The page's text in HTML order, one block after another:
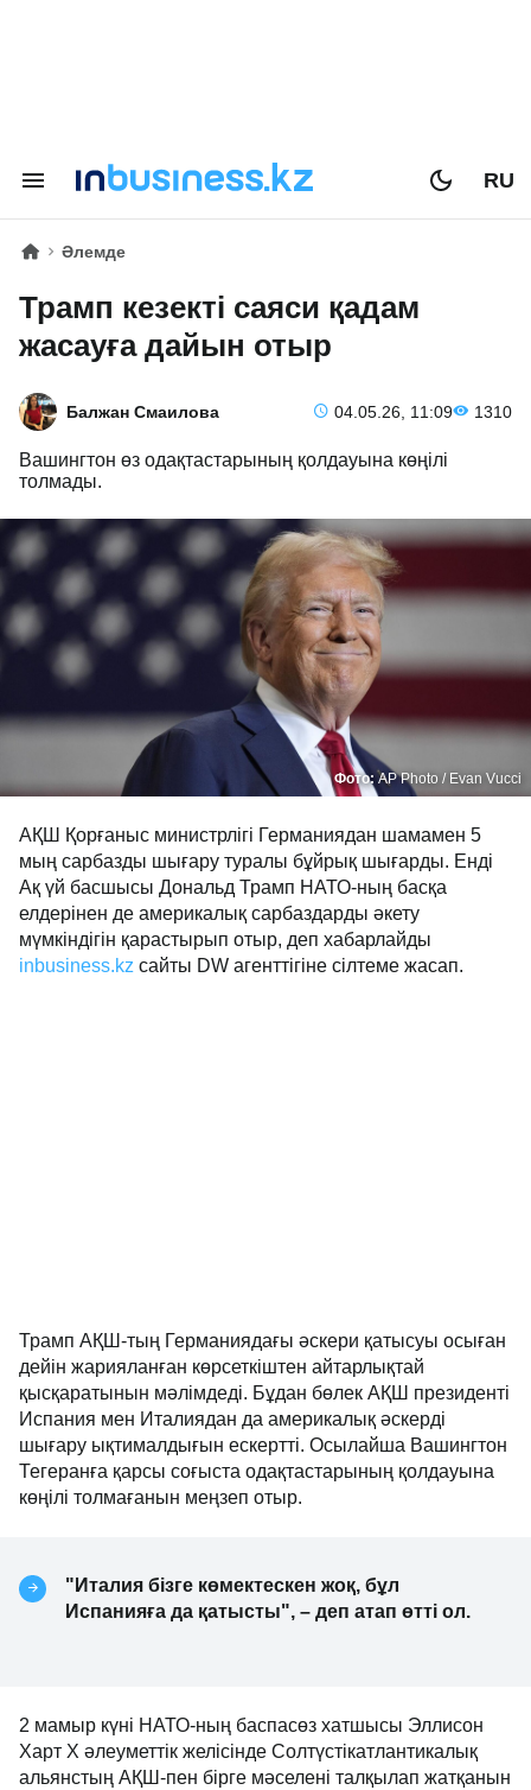
RU
Әлемде
Трамп кезекті саяси қадам
жасауға дайын отыр
Балжан Смаилова 04.05.26, 11:09 1310
Вашингтон өз одақтастарының қолдауына көңілі
толмады.
Фото: AP Photo / Evan Vucci
АҚШ Қорғаныс министрлігі Германиядан шамамен 5
мың сарбазды шығару туралы бұйрық шығарды. Енді
Ақ үй басшысы Дональд Трамп НАТО-ның басқа
елдерінен де америкалық сарбаздарды әкету
мүмкіндігін қарастырып отыр, деп хабарлайды
inbusiness.kz сайты DW агенттігіне сілтеме жасап.
Трамп АҚШ-тың Германиядағы әскери қатысуы осыған
дейін жарияланған көрсеткіштен айтарлықтай
қысқаратынын мәлімдеді. Бұдан бөлек АҚШ президенті
Испания мен Италиядан да америкалық әскерді
шығару ықтималдығын ескертті. Осылайша Вашингтон
Тегеранға қарсы соғыста одақтастарының қолдауына
көңілі толмағанын меңзеп отыр.
"Италия бізге көмектескен жоқ, бұл
Испанияға да қатысты", – деп атап өтті ол.
2 мамыр күні НАТО-ның баспасөз хатшысы Эллисон
Харт X әлеуметтік желісінде Солтүстікатлантикалық
альянстың АҚШ-пен бірге мәселені талқылап жатқанын